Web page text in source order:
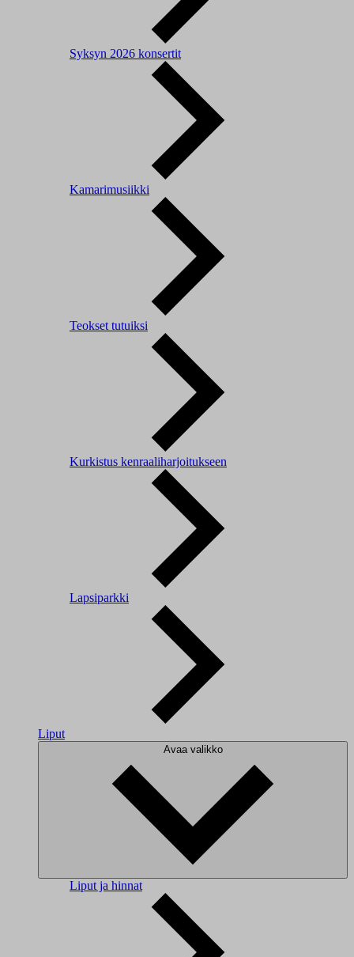
Syksyn 2026 konsertit
Kamarimusiikki
Teokset tutuiksi
Kurkistus kenraaliharjoitukseen
Lapsiparkki
Liput
Avaa valikko
Liput ja hinnat